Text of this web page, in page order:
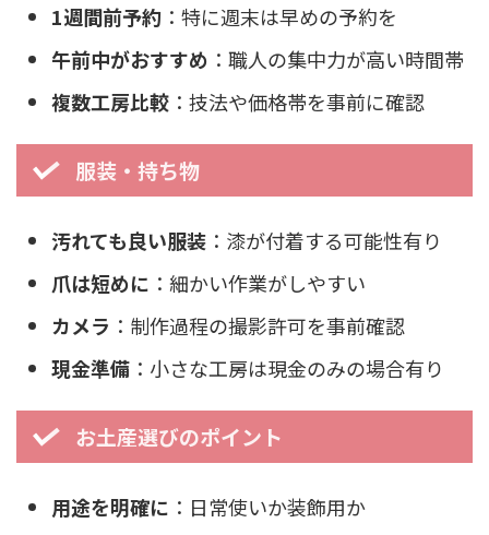
1週間前予約 ：特に週末は早めの予約を
午前中がおすすめ ：職人の集中力が高い時間帯
複数工房比較 ：技法や価格帯を事前に確認
服装・持ち物
汚れても良い服装 ：漆が付着する可能性有り
爪は短めに ：細かい作業がしやすい
カメラ ：制作過程の撮影許可を事前確認
現金準備 ：小さな工房は現金のみの場合有り
お土産選びのポイント
用途を明確に ：日常使いか装飾用か